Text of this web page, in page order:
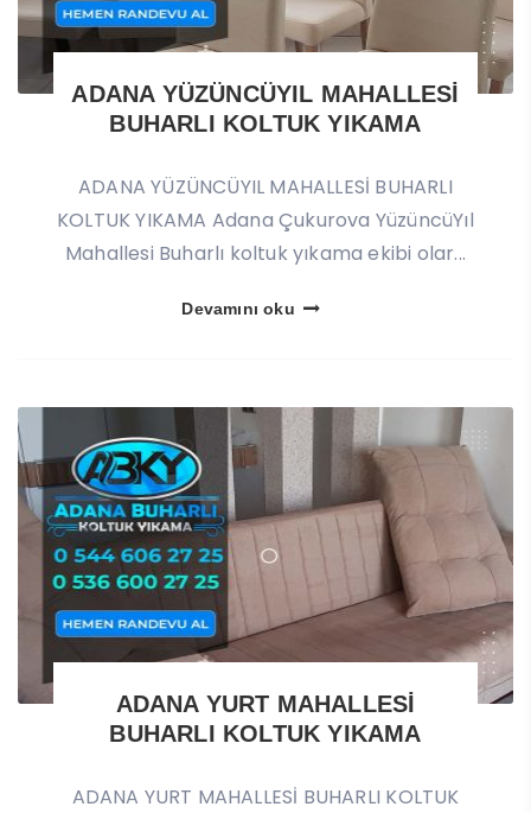
ADANA YÜZÜNCÜYIL MAHALLESİ
BUHARLI KOLTUK YIKAMA
ADANA YÜZÜNCÜYIL MAHALLESİ BUHARLI
KOLTUK YIKAMA Adana Çukurova YüzüncüYıl
Mahallesi Buharlı koltuk yıkama ekibi olar...
Devamını oku
ADANA YURT MAHALLESİ
BUHARLI KOLTUK YIKAMA
ADANA YURT MAHALLESİ BUHARLI KOLTUK